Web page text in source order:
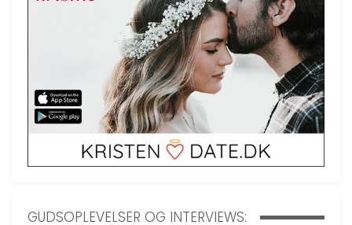
GUDSOPLEVELSER OG INTERVIEWS: